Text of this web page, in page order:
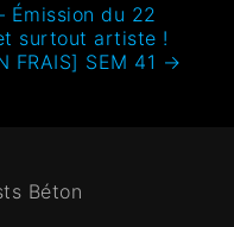
Émission du 22
surtout artiste !
FRAIS] SEM 41 →
Béton